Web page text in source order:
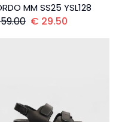
MM SS25 YSL128
59.00 € 29.50